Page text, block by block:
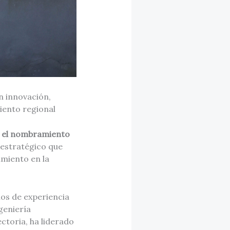
innovación,
regional
el nombramiento
que
en la
de experiencia
ha liderado